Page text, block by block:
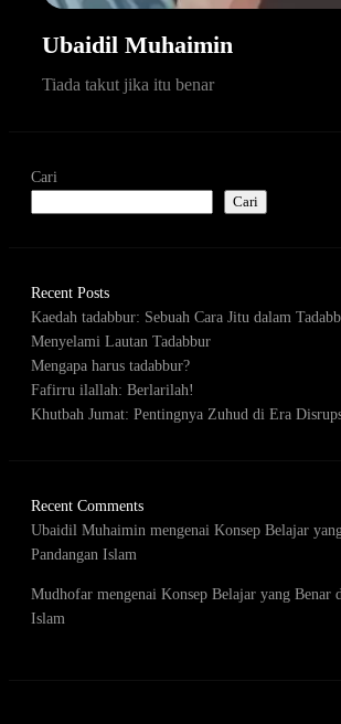
Ubaidil Muhaimin
Tiada takut jika itu benar
Cari
Cari
Recent Posts
Kaedah tadabbur: Sebuah Cara Jitu dalam
Menyelami Lautan Tadabbur
Mengapa harus tadabbur?
Fafirru ilallah: Berlarilah!
Khutbah Jumat: Pentingnya Zuhud di Era
Recent Comments
Ubaidil Muhaimin mengenai Konsep Belajar
Pandangan Islam
Mudhofar mengenai Konsep Belajar yang Benar
Islam